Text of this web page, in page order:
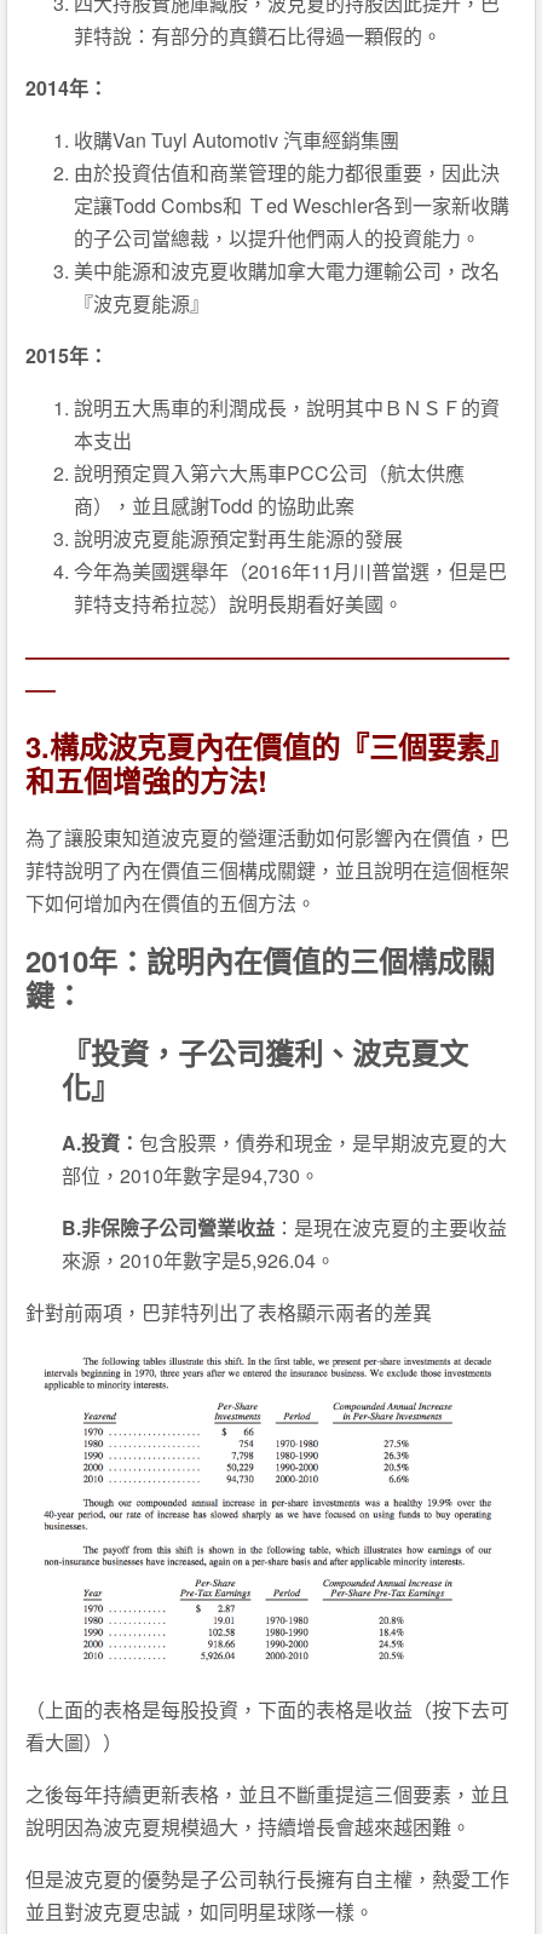
菲特說：有部分的真鑽石比得過一顆假的。
2014年：
收購Van Tuyl Automotiv 汽車經銷集團
由於投資估值和商業管理的能力都很重要，因此決
定讓Todd Combs和 Ｔed Weschler各到一家新收購
的子公司當總裁，以提升他們兩人的投資能力。
美中能源和波克夏收購加拿大電力運輸公司，改名
『波克夏能源』
2015年：
說明五大馬車的利潤成長，說明其中ＢＮＳＦ的資
本支出
說明預定買入第六大馬車PCC公司（航太供應
商），並且感謝Todd 的協助此案
說明波克夏能源預定對再生能源的發展
今年為美國選舉年（2016年11月川普當選，但是巴
菲特支持希拉蕊）說明長期看好美國。
—————————————————————————
—–
3.構成波克夏內在價值的『三個要素』
和五個增強的方法!
為了讓股東知道波克夏的營運活動如何影響內在價值，巴
菲特說明了內在價值三個構成關鍵，並且說明在這個框架
下如何增加內在價值的五個方法。
2010年：說明內在價值的三個構成關
鍵：
『投資，子公司獲利、波克夏文
化』
A.投資： 包含股票，債券和現金，是早期波克夏的大
部位，2010年數字是94,730。
B.非保險子公司營業收益 ：是現在波克夏的主要收益
來源，2010年數字是5,926.04。
針對前兩項，巴菲特列出了表格顯示兩者的差異
（上面的表格是每股投資，下面的表格是收益（按下去可
看大圖））
之後每年持續更新表格，並且不斷重提這三個要素，並且
說明因為波克夏規模過大，持續增長會越來越困難。
但是波克夏的優勢是子公司執行長擁有自主權，熱愛工作
並且對波克夏忠誠，如同明星球隊一樣。